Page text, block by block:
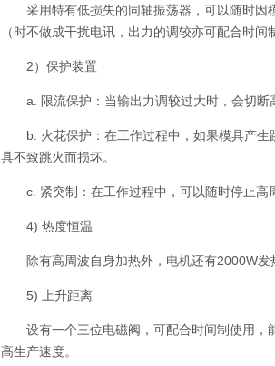
采用特有低损失的同轴振荡器，可以随时因
（时不做成干扰电讯，出力的调较亦可配合时
2）保护装置
a. 限流保护：当输出力调较过大时，会切断
b. 火花保护：在工作过程中，如果模具产生
具不致跳火而损坏。
c. 紧突制：在工作过程中，可以随时停止高
4) 热度恒温
除有高周波自身加热外，电机还有2000W发
5) 上升距离
设有一个三位电磁阀，可配合时间制使用，
高生产速度。